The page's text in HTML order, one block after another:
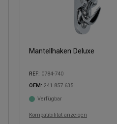
Mantellhaken Deluxe
REF: 0784-740
OEM: 241 857 635
Verfügbar
Kompatibilität anzeigen
Kompatibel mit: